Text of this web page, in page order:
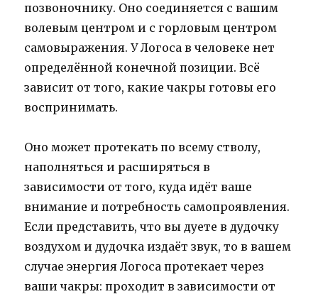
позвоночнику. Оно соединяется с вашим
волевым центром и с горловым центром
самовыражения. У Логоса в человеке нет
определённой конечной позиции. Всё
зависит от того, какие чакры готовы его
воспринимать.
Оно может протекать по всему стволу,
наполняться и расширяться в
зависимости от того, куда идёт ваше
внимание и потребность самопроявления.
Если представить, что вы дуете в дудочку
воздухом и дудочка издаёт звук, то в вашем
случае энергия Логоса протекает через
ваши чакры: проходит в зависимости от